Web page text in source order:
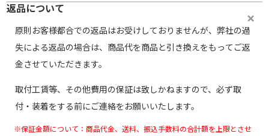
返品について
原則お客様都合での返品はお受けしておりませんが、弊社の過
失による返品の場合は、商品代を商品と引き換えをもってご返
金させていただきます。
取付工賃等、その他費用の保証は致しかねますので、必ず取
付・装着をする前にご連絡をお願いいたします。
※保証金額について：商品代金、送料、振込手数料の合計額を上限とさせ